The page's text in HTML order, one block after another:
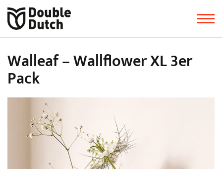
Walleaf – Wallflower XL 3er
Pack